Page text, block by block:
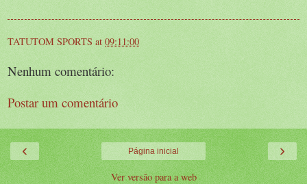
TATUTOM SPORTS at 09:11:00
Nenhum comentário:
Postar um comentário
‹ ›
Página inicial
Ver versão para a web